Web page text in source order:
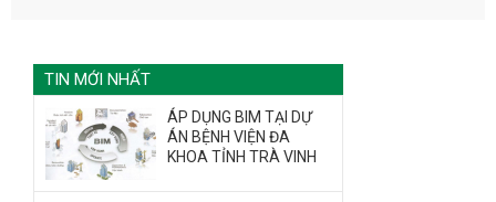
TIN MỚI NHẤT
ÁP DỤNG BIM TẠI DỰ
ÁN BỆNH VIỆN ĐA
KHOA TỈNH TRÀ VINH
HOÀN THÀNH
Đăng ký tư vấn trực tiếp 24/7:
73858